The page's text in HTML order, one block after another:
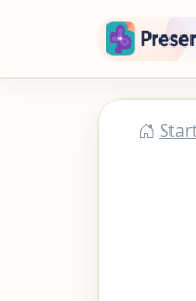
Hoppa till
Start